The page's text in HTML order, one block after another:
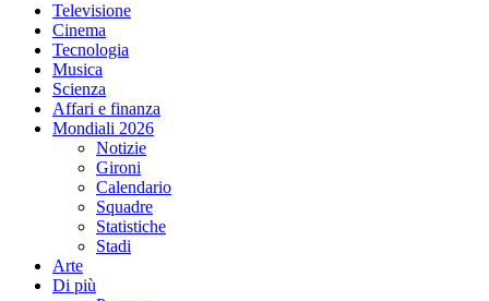
Televisione
Cinema
Tecnologia
Musica
Scienza
Affari e finanza
Mondiali 2026
Notizie
Gironi
Calendario
Squadre
Statistiche
Stadi
Arte
Di più